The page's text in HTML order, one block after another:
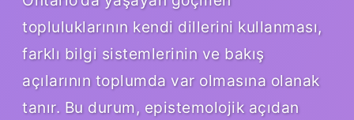
topluluklarının kendi dillerini kullanması,
farklı bilgi sistemlerinin ve bakış
açılarının toplumda var olmasına olanak
tanır. Bu durum, epistemolojik açıdan